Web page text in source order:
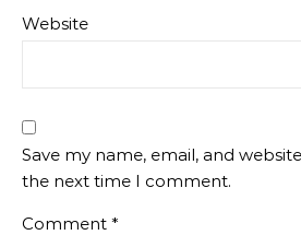
Website
Save my name, email, and
the next time I comment.
Comment *